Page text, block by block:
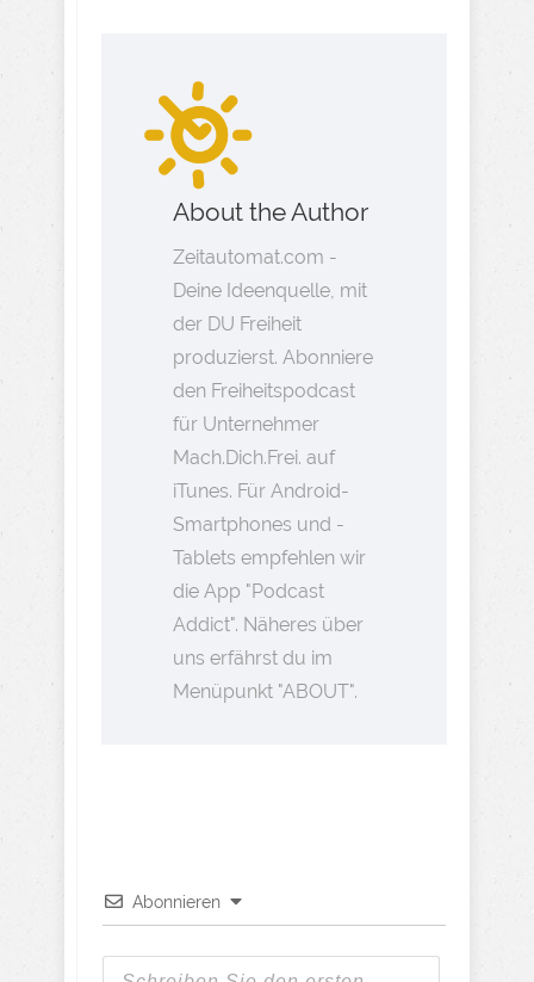
About the Author
Zeitautomat.com -
Deine Ideenquelle, mit
der DU Freiheit
produzierst. Abonniere
den Freiheitspodcast
für Unternehmer
Mach.Dich.Frei. auf
iTunes. Für Android-
Smartphones und -
Tablets empfehlen wir
die App "Podcast
Addict". Näheres über
uns erfährst du im
Menüpunkt "ABOUT".
Abonnieren